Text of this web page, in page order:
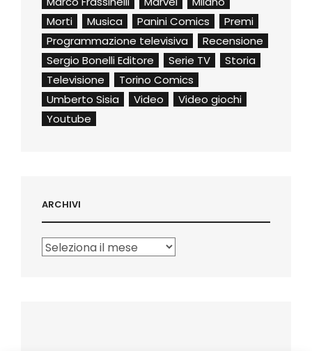
Morti
Musica Panini Comics
Premi
Programmazione televisiva
Recensione
Sergio Bonelli Editore
Serie TV
Storia
Televisione
Torino Comics
Umberto Sisia
Video
Video giochi
Youtube
ARCHIVI
Archivi